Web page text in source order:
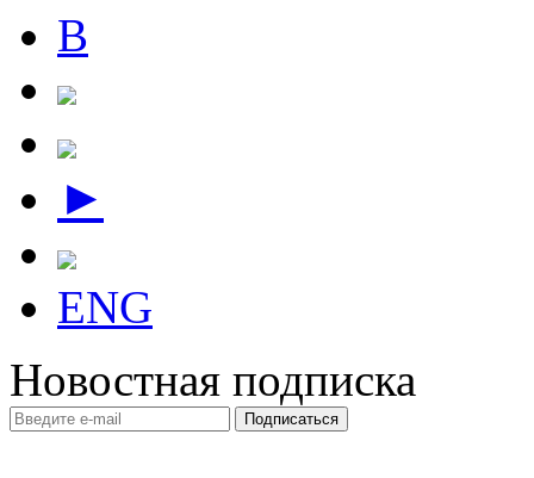
В
►
ENG
Новостная подписка